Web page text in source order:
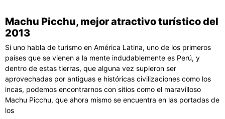
Machu Picchu, mejor atractivo turístico del
2013
Si uno habla de turismo en América Latina, uno de los primeros
países que se vienen a la mente indudablemente es Perú, y
dentro de estas tierras, que alguna vez supieron ser
aprovechadas por antiguas e históricas civilizaciones como los
incas, podemos encontrarnos con sitios como el maravilloso
Machu Picchu, que ahora mismo se encuentra en las portadas de
los